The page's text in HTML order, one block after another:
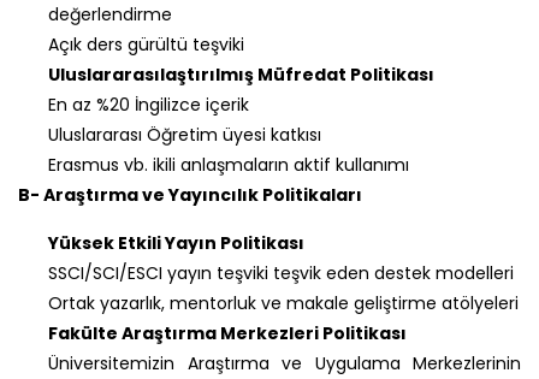
değerlendirme
Açık ders gürültü teşviki
Uluslararasılaştırılmış Müfredat Politikası
En az %20 İngilizce içerik
Uluslararası Öğretim üyesi katkısı
Erasmus vb. ikili anlaşmaların aktif kullanımı
B- Araştırma ve Yayıncılık Politikaları
Yüksek Etkili Yayın Politikası
SSCI/SCI/ESCI yayın teşviki teşvik eden destek modelleri
Ortak yazarlık, mentorluk ve makale geliştirme atölyeleri
Fakülte Araştırma Merkezleri Politikası
Üniversitemizin Araştırma ve Uygulama Merkezlerinin